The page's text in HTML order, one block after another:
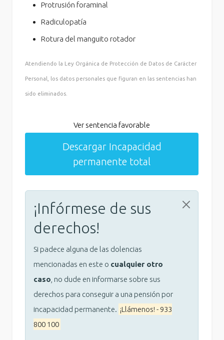
Protrusión foraminal
Radiculopatía
Rotura del manguito rotador
Atendiendo la Ley Orgánica de Protección de Datos de Carácter
Personal, los datos personales que figuran en las sentencias han
sido eliminados.
Ver sentencia favorable
Descargar Incapacidad
permanente total
¡Infórmese de sus
derechos!
Si padece alguna de las dolencias
mencionadas en este o cualquier otro
caso , no dude en informarse sobre sus
derechos para conseguir a una pensión por
incapacidad permanente. ¡Llámenos! - 933
800 100